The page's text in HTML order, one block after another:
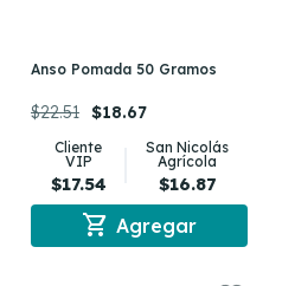
Anso Pomada 50 Gramos
$22.51 $18.67
Cliente
VIP
$17.54
San Nicolás
Agrícola
$16.87
shopping_cart Agregar